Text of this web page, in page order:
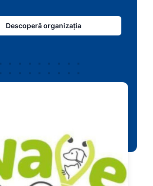
Descoperă organizația